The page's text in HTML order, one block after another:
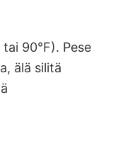
90°F). Pese
älä silitä